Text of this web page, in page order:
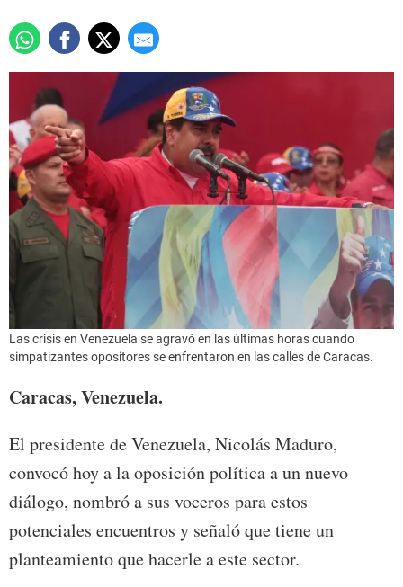
Las crisis en Venezuela se agravó en las últimas horas cuando
simpatizantes opositores se enfrentaron en las calles de Caracas.
Caracas, Venezuela.
El presidente de Venezuela, Nicolás Maduro,
convocó hoy a la oposición política a un nuevo
diálogo, nombró a sus voceros para estos
potenciales encuentros y señaló que tiene un
planteamiento que hacerle a este sector.